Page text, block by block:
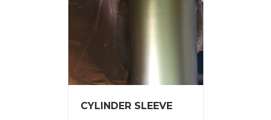
CYLINDER SLEEVE